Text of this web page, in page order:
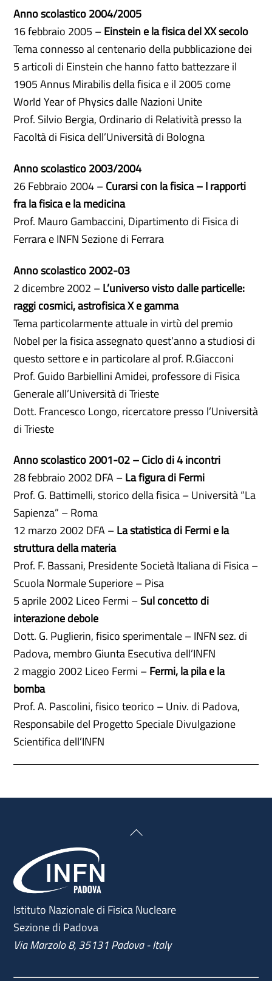
Anno scolastico 2004/2005
16 febbraio 2005 –Einstein e la fisica del XX secolo
Tema connesso al centenario della pubblicazione dei
5 articoli di Einstein che hanno fatto battezzare il
1905 Annus Mirabilis della fisica e il 2005 come
World Year of Physics dalle Nazioni Unite
Prof. Silvio Bergia, Ordinario di Relatività presso la
Facoltà di Fisica dell’Università di Bologna
Anno scolastico 2003/2004
26 Febbraio 2004 –Curarsi con la fisica – I rapporti
fra la fisica e la medicina
Prof. Mauro Gambaccini, Dipartimento di Fisica di
Ferrara e INFN Sezione di Ferrara
Anno scolastico 2002-03
2 dicembre 2002 –L’universo visto dalle particelle:
raggi cosmici, astrofisica X e gamma
Tema particolarmente attuale in virtù del premio
Nobel per la fisica assegnato quest’anno a studiosi di
questo settore e in particolare al prof. R.Giacconi
Prof. Guido Barbiellini Amidei, professore di Fisica
Generale all’Università di Trieste
Dott. Francesco Longo, ricercatore presso l’Università
di Trieste
Anno scolastico 2001-02 – Ciclo di 4 incontri
28 febbraio 2002 DFA –La figura di Fermi
Prof. G. Battimelli, storico della fisica – Università “La
Sapienza” – Roma
12 marzo 2002 DFA –La statistica di Fermi e la
struttura della materia
Prof. F. Bassani, Presidente Società Italiana di Fisica –
Scuola Normale Superiore – Pisa
5 aprile 2002 Liceo Fermi –Sul concetto di
interazione debole
Dott. G. Puglierin, fisico sperimentale – INFN sez. di
Padova, membro Giunta Esecutiva dell’INFN
2 maggio 2002 Liceo Fermi –Fermi, la pila e la
bomba
Prof. A. Pascolini, fisico teorico – Univ. di Padova,
Responsabile del Progetto Speciale Divulgazione
Scientifica dell’INFN
Back
Istituto Nazionale di Fisica Nucleare
Sezione di Padova
Via Marzolo 8, 35131 Padova - Italy